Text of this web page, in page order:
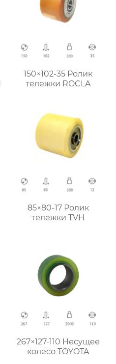
150×102-35 Ролик
тележки ROCLA
85×80-17 Ролик
тележки TVH
267×127-110 Hесущее
колесо TOYOTA